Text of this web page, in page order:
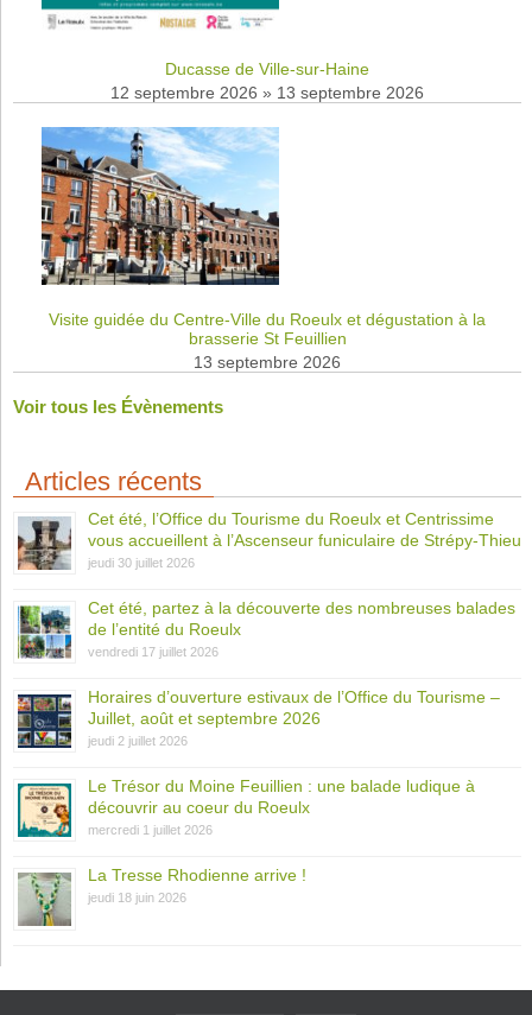
Ducasse de Ville-sur-Haine
12 septembre 2026 » 13 septembre 2026
Visite guidée du Centre-Ville du Roeulx et dégustation à la
brasserie St Feuillien
13 septembre 2026
Voir tous les Évènements
Articles récents
Cet été, l’Office du Tourisme du Roeulx et Centrissime
vous accueillent à l’Ascenseur funiculaire de Strépy-Thieu
jeudi 30 juillet 2026
Cet été, partez à la découverte des nombreuses balades
de l’entité du Roeulx
vendredi 17 juillet 2026
Horaires d’ouverture estivaux de l’Office du Tourisme –
Juillet, août et septembre 2026
jeudi 2 juillet 2026
Le Trésor du Moine Feuillien : une balade ludique à
découvrir au coeur du Roeulx
mercredi 1 juillet 2026
La Tresse Rhodienne arrive !
jeudi 18 juin 2026